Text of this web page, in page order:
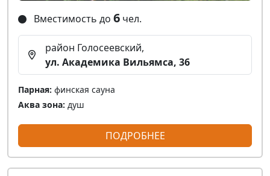
Вместимость до 6 чел.
район Голосеевский,
ул. Академика Вильямса, 36
Парная: финская сауна
Аква зона: душ
ПОДРОБНЕЕ